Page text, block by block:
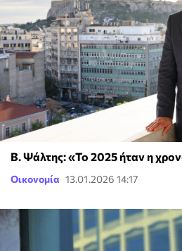
Β. Ψάλτης: «Το 2025 ήταν η
Οικονομία 13.01.2026 14:17